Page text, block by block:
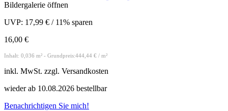
Bildergalerie öffnen
UVP: 17,99 € / 11% sparen
16,00 €
Inhalt: 0,036 m² - Grundpreis:444,44 € / m²
inkl. MwSt. zzgl. Versandkosten
wieder ab 10.08.2026 bestellbar
Benachrichtigen Sie mich!